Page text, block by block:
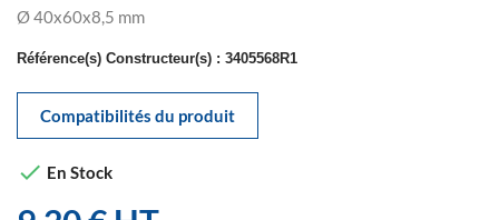
Ø 40x60x8,5 mm
Référence(s) Constructeur(s) : 3405568R1
Compatibilités du produit
 En Stock